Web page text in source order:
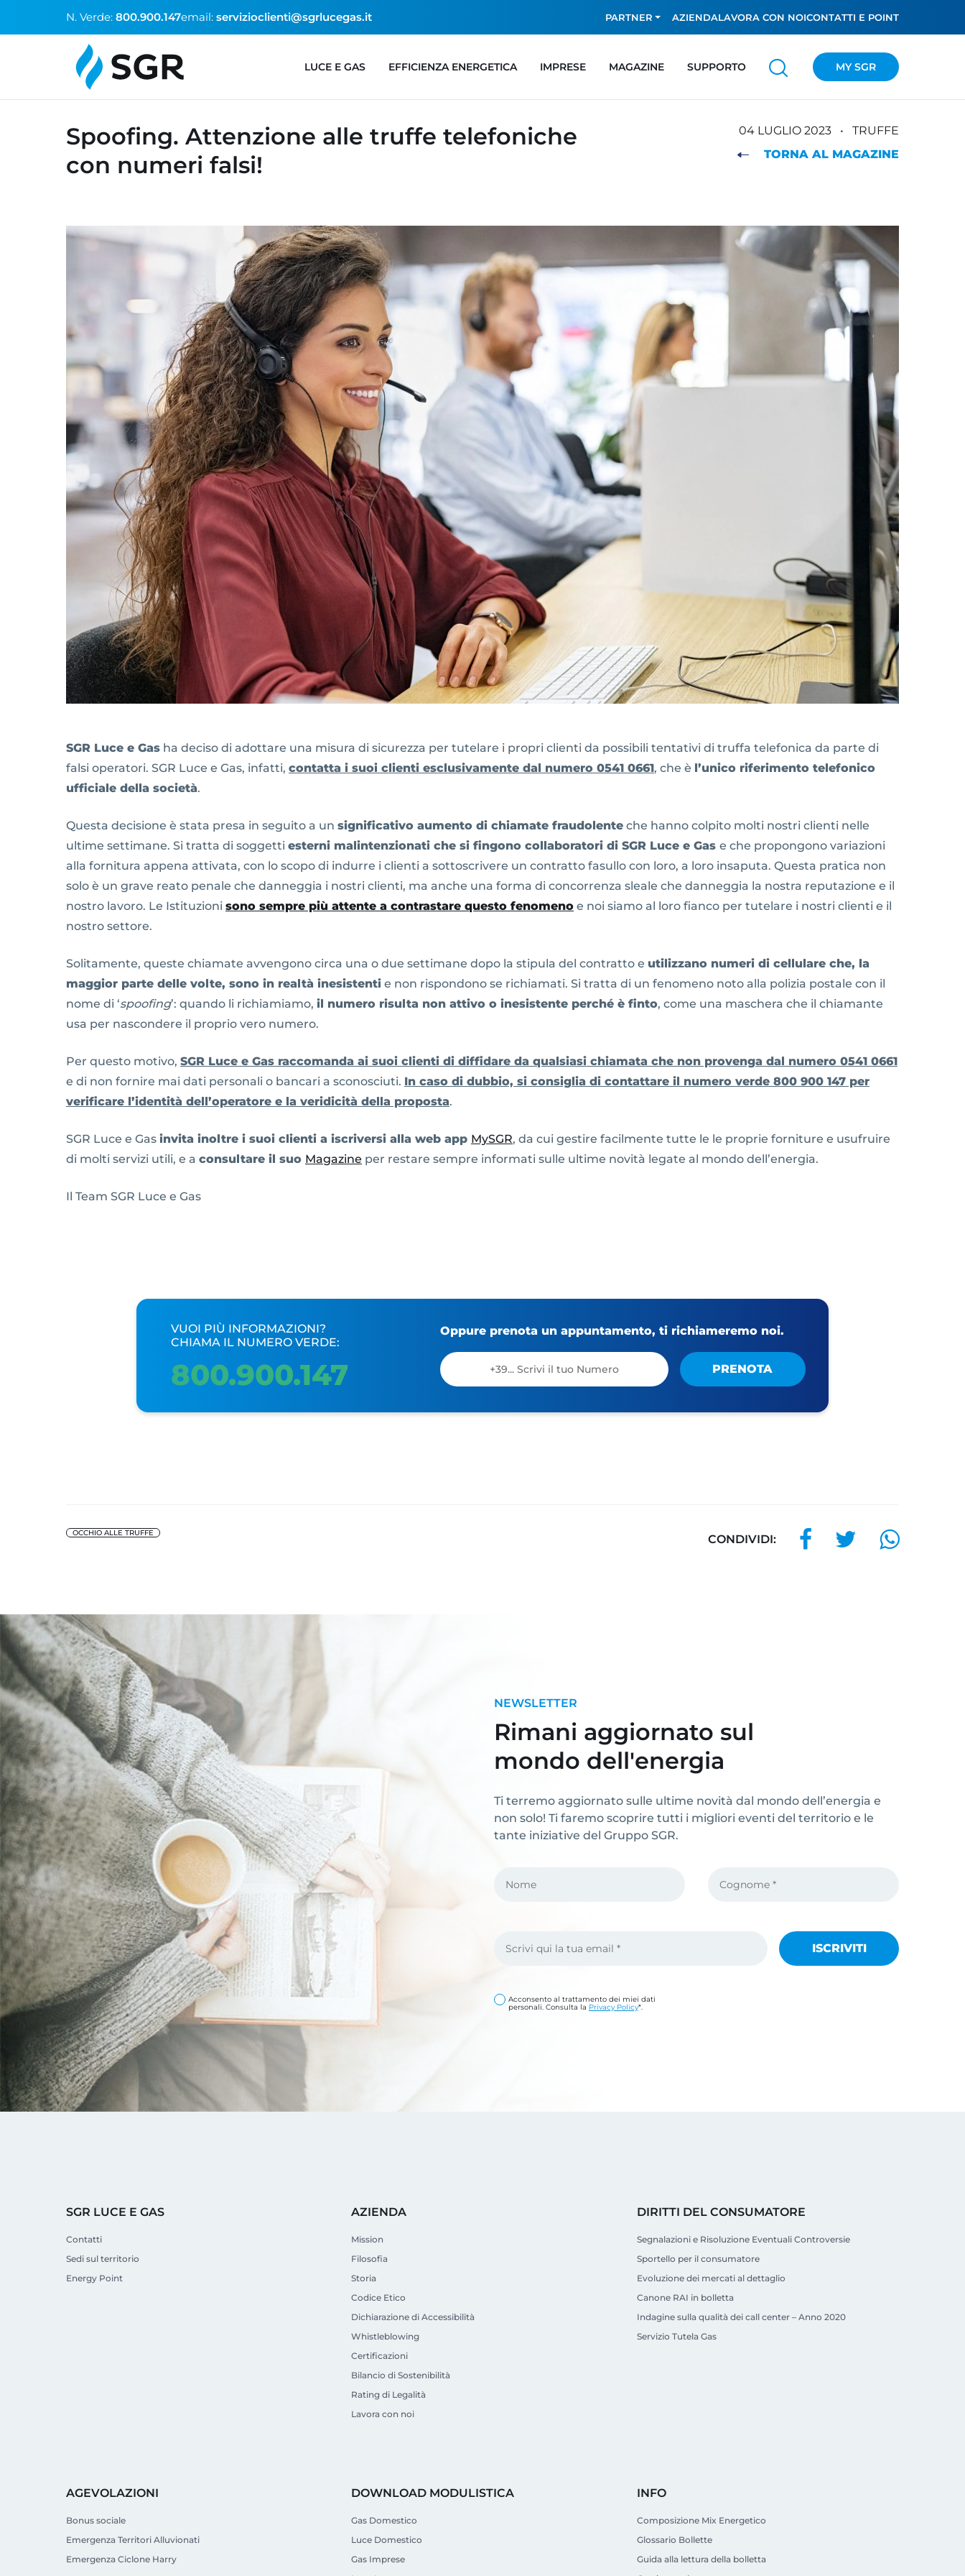
N. Verde: 800.900.147email: servizioclienti@sgrlucegas.it PARTNER AZIENDALAVORA CON NOICONTATTI E POINT
LUCE E GAS EFFICIENZA ENERGETICA IMPRESE MAGAZINE SUPPORTO MY SGR
Spoofing. Attenzione alle truffe telefoniche
con numeri falsi!
04 LUGLIO 2023 •
TRUFFE
TORNA AL MAGAZINE
SGR Luce e Gas ha deciso di adottare una misura di sicurezza per tutelare i propri clienti da possibili tentativi di truffa telefonica da parte di
falsi operatori. SGR Luce e Gas, infatti, contatta i suoi clienti esclusivamente dal numero 0541 0661, che è l’unico riferimento telefonico
ufficiale della società.
Questa decisione è stata presa in seguito a un significativo aumento di chiamate fraudolente che hanno colpito molti nostri clienti nelle
ultime settimane. Si tratta di soggetti esterni malintenzionati che si fingono collaboratori di SGR Luce e Gas e che propongono variazioni
alla fornitura appena attivata, con lo scopo di indurre i clienti a sottoscrivere un contratto fasullo con loro, a loro insaputa. Questa pratica non
solo è un grave reato penale che danneggia i nostri clienti, ma anche una forma di concorrenza sleale che danneggia la nostra reputazione e il
nostro lavoro. Le Istituzioni sono sempre più attente a contrastare questo fenomeno e noi siamo al loro fianco per tutelare i nostri clienti e il
nostro settore.
Solitamente, queste chiamate avvengono circa una o due settimane dopo la stipula del contratto e utilizzano numeri di cellulare che, la
maggior parte delle volte, sono in realtà inesistenti e non rispondono se richiamati. Si tratta di un fenomeno noto alla polizia postale con il
nome di ‘spoofing’: quando li richiamiamo, il numero risulta non attivo o inesistente perché è finto, come una maschera che il chiamante
usa per nascondere il proprio vero numero.
Per questo motivo, SGR Luce e Gas raccomanda ai suoi clienti di diffidare da qualsiasi chiamata che non provenga dal numero 0541 0661
e di non fornire mai dati personali o bancari a sconosciuti. In caso di dubbio, si consiglia di contattare il numero verde 800 900 147 per
verificare l’identità dell’operatore e la veridicità della proposta.
SGR Luce e Gas invita inoltre i suoi clienti a iscriversi alla web app MySGR, da cui gestire facilmente tutte le le proprie forniture e usufruire
di molti servizi utili, e a consultare il suo Magazine per restare sempre informati sulle ultime novità legate al mondo dell’energia.
Il Team SGR Luce e Gas
VUOI PIÙ INFORMAZIONI?
CHIAMA IL NUMERO VERDE:
800.900.147
Oppure prenota un appuntamento, ti richiameremo noi.
PRENOTA
OCCHIO ALLE TRUFFE CONDIVIDI:
NEWSLETTER
Rimani aggiornato sul
mondo dell'energia
Ti terremo aggiornato sulle ultime novità dal mondo dell’energia e
non solo! Ti faremo scoprire tutti i migliori eventi del territorio e le
tante iniziative del Gruppo SGR.
Acconsento al trattamento dei miei dati
personali. Consulta la Privacy Policy*.
SGR LUCE E GAS
Contatti
Sedi sul territorio
Energy Point
AZIENDA
Mission
Filosofia
Storia
Codice Etico
Dichiarazione di Accessibilità
Whistleblowing
Certificazioni
Bilancio di Sostenibilità
Rating di Legalità
Lavora con noi
DIRITTI DEL CONSUMATORE
Segnalazioni e Risoluzione Eventuali Controversie
Sportello per il consumatore
Evoluzione dei mercati al dettaglio
Canone RAI in bolletta
Indagine sulla qualità dei call center – Anno 2020
Servizio Tutela Gas
AGEVOLAZIONI
Bonus sociale
Emergenza Territori Alluvionati
Emergenza Ciclone Harry
DOWNLOAD MODULISTICA
Gas Domestico
Luce Domestico
Gas Imprese
INFO
Composizione Mix Energetico
Glossario Bollette
Guida alla lettura della bolletta